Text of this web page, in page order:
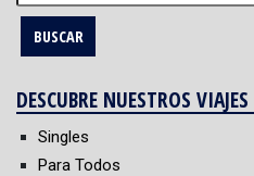
DESCUBRE NUESTROS VIAJES
Singles
Para Todos